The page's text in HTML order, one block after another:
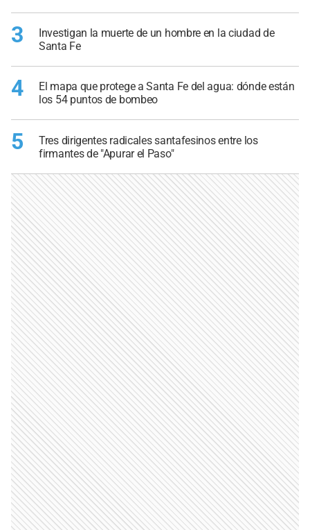
3
Investigan la muerte de un hombre en la ciudad de
Santa Fe
4
El mapa que protege a Santa Fe del agua: dónde están
los 54 puntos de bombeo
5
Tres dirigentes radicales santafesinos entre los
firmantes de "Apurar el Paso"